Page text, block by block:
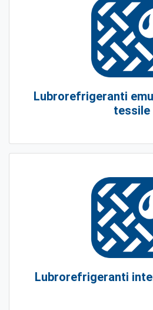
Lubrorefrigeranti
tessile
Lubrorefrigeranti